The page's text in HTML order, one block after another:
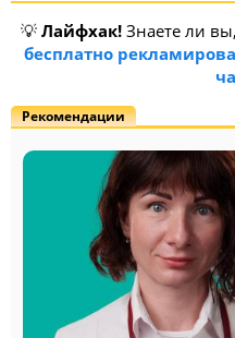
💡 Лайфхак! Знаете ли
бесплатно
Рекомендации